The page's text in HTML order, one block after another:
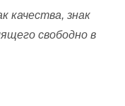
качества, знак
свободно в